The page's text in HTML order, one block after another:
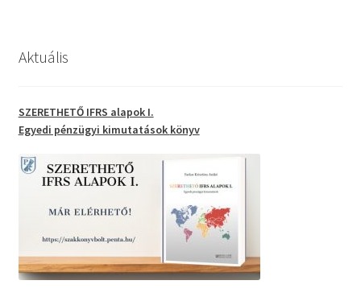
Aktuális
SZERETHETŐ IFRS alapok I.
Egyedi pénzügyi kimutatások könyv